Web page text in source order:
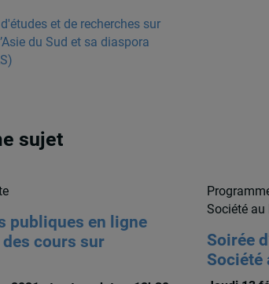
et de recherches sur
du Sud et sa diaspora
sujet
publiques en ligne
cours sur
Société au
Soirée
Société